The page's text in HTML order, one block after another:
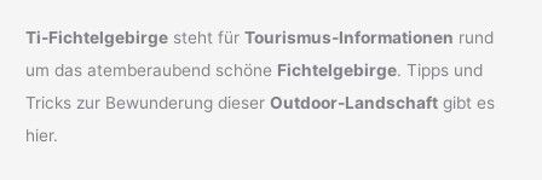
Ti-Fichtelgebirge steht fürTourismus-Informationen rund
um das atemberaubend schöne Fichtelgebirge. Tipps und
Tricks zur Bewunderung dieserOutdoor-Landschaft gibt es
hier.